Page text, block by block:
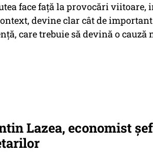
face față la provocări
devine clar cât de
care trebuie să devină o
Lazea, economist